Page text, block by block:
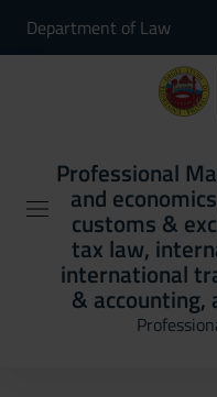
Department of Law
Professional
and
customs &
tax law,
international
& accounting,